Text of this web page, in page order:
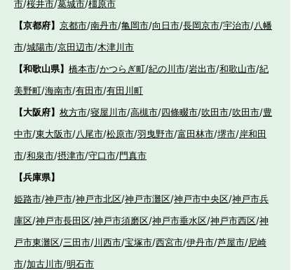
市/桜井市/葛城市/橿原市
【京都府】 京都市/南丹市/亀岡市/向日市/長岡京市/宇治市/八幡
市/城陽市/京田辺市/木津川市
【和歌山県】 橋本市/かつらぎ町/紀の川市/岩出市/和歌山市/紀
美野町/海南市/有田市/有田川町
【大阪府】 枚方市/寝屋川市/高槻市/四條畷市/吹田市/吹田市/豊
中市/東大阪市/八尾市/松原市/羽曳野市/富田林市/堺市/岸和田
市/和泉市/摂津市/守口市/門真市
【兵庫県】
姫路市/神戸市/神戸市北区/神戸市灘区/神戸市中央区/神戸市兵
庫区/神戸市長田区/神戸市須磨区/神戸市垂水区/神戸市西区/神
戸市東灘区/三田市/川西市/宝塚市/西宮市/伊丹市/芦屋市/尼崎
市/加古川市/明石市